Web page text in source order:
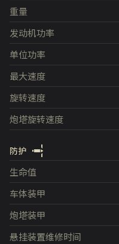
重量
发动机功率
单位功率
最大速度
旋转速度
炮塔旋转速度
防护
生命值
车体装甲
炮塔装甲
悬挂装置维修时间